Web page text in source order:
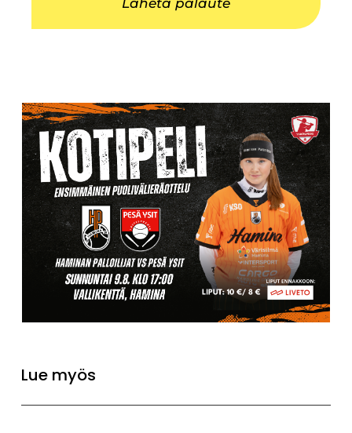
Lue myös